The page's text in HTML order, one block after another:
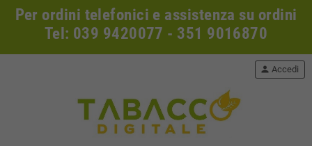
Per ordini telefonici e assistenza su ordini
Tel: 039 9420077 - 351 9016870
person Accedi